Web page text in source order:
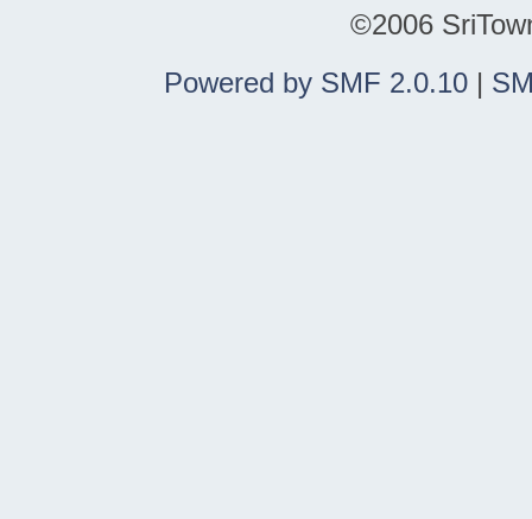
©2006
Powered by SMF 2.0.10|